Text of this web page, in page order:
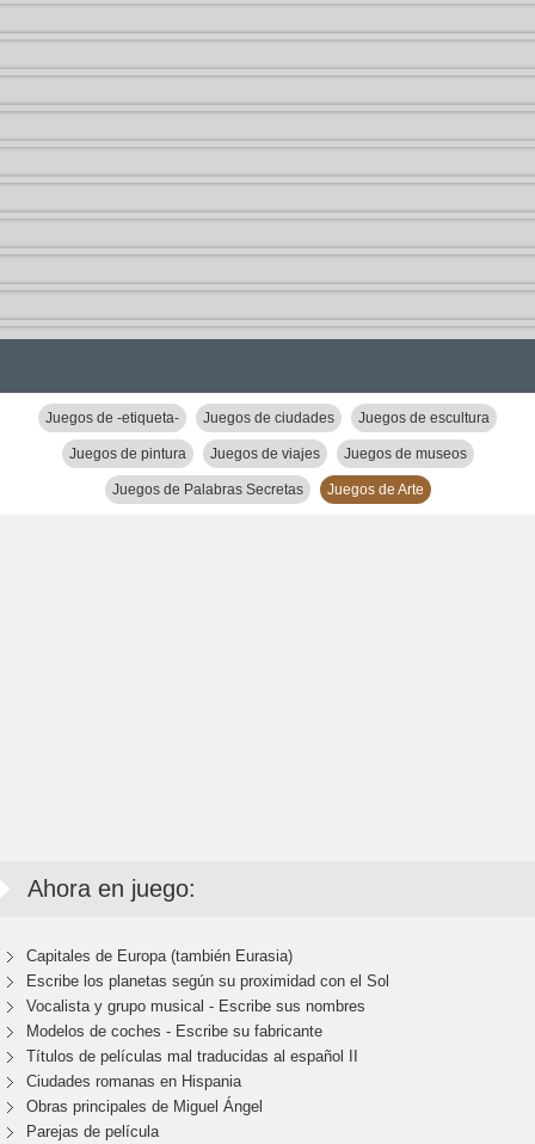
Juegos de -etiqueta- Juegos de ciudades Juegos de escultura
Juegos de pintura Juegos de viajes Juegos de museos
Juegos de Palabras Secretas Juegos de Arte
Ahora en juego:
Capitales de Europa (también Eurasia)
Escribe los planetas según su proximidad con el Sol
Vocalista y grupo musical - Escribe sus nombres
Modelos de coches - Escribe su fabricante
Títulos de películas mal traducidas al español II
Ciudades romanas en Hispania
Obras principales de Miguel Ángel
Parejas de película